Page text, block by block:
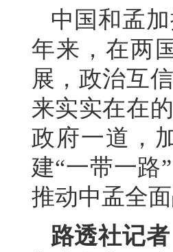
中国和孟
年来，在两
展，政治互
来实实在在
政府一道，
建“一带一路
推动中孟全
路透社记